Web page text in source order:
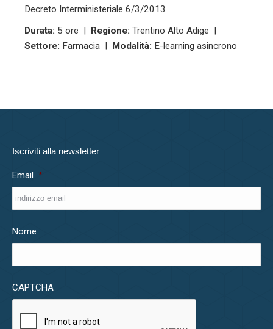
Decreto Interministeriale 6/3/2013
Durata: 5 ore | Regione: Trentino Alto Adige |
Settore: Farmacia | Modalità: E-learning asincrono
Iscriviti alla newsletter
Email *
Nome
CAPTCHA